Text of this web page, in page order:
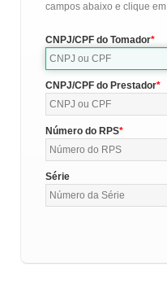
campos abaixo e clique
CNPJ/CPF do Tomador
CNPJ/CPF do Prestador
Número do RPS
Série